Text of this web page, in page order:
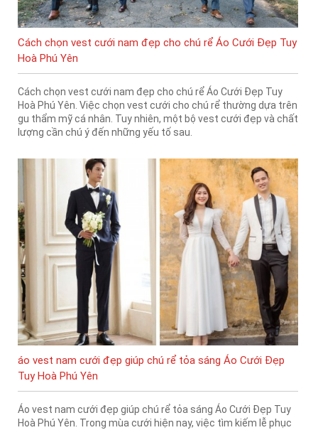
Cách chọn vest cưới nam đẹp cho chú rể Áo Cưới Đẹp Tuy
Hoà Phú Yên
Cách chọn vest cưới nam đẹp cho chú rể Áo Cưới Đẹp Tuy
Hoà Phú Yên. Việc chọn vest cưới cho chú rể thường dựa trên
gu thẩm mỹ cá nhân. Tuy nhiên, một bộ vest cưới đẹp và chất
lượng cần chú ý đến những yếu tố sau.
áo vest nam cưới đẹp giúp chú rể tỏa sáng Áo Cưới Đẹp
Tuy Hoà Phú Yên
Áo vest nam cưới đẹp giúp chú rể tỏa sáng Áo Cưới Đẹp Tuy
Hoà Phú Yên. Trong mùa cưới hiện nay, việc tìm kiếm lễ phục